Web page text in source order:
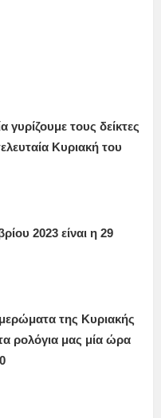
γυρίζουμε τους δείκτες
Κυριακή του
2023 είναι η 29
της Κυριακής
ρολόγια μας μία ώρα